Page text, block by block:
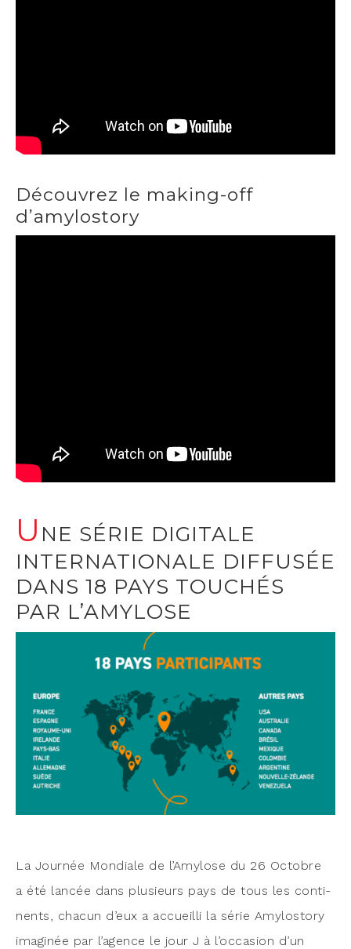
Découvrez le making-off
d’amylostory
U NE SÉRIE DIGITALE
INTERNATIONALE DIFFUSÉE
DANS 18 PAYS TOUCHÉS
PAR L’AMYLOSE
La Jour­née Mon­diale de l’Amylose du 26 Octobre
a été lan­cée dans plu­sieurs pays de tous les conti­
nents, cha­cun d’eux a accueilli la série Amy­los­to­ry
ima­gi­née par l’agence le jour J à l’occasion d’un